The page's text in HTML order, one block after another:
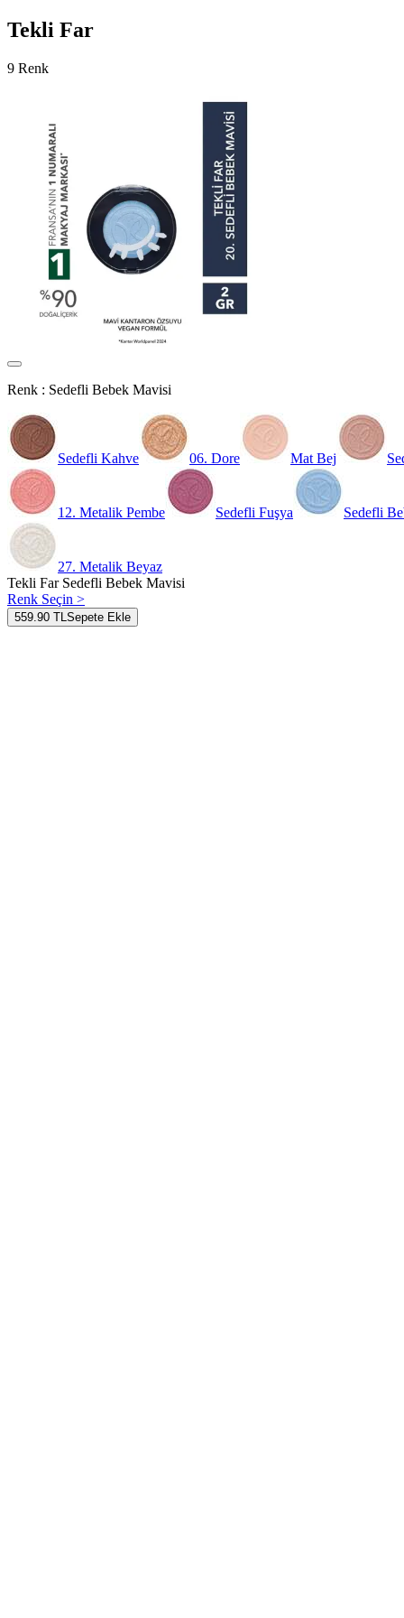
Tekli Far
9 Renk
Renk : Sedefli Bebek Mavisi
Sedefli Kahve 06. Dore Mat Bej
12. Metalik Pembe Sedefli Fuşya Sedefli
27. Metalik Beyaz
Tekli Far Sedefli Bebek Mavisi
Renk Seçin >
559.90 TL Sepete Ekle